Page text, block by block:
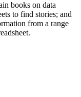
books on data
to find stories; and
from a range